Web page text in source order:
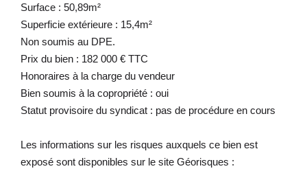
Surface : 50,89m²
Superficie extérieure : 15,4m²
Non soumis au DPE.
Prix du bien : 182 000 € TTC
Honoraires à la charge du vendeur
Bien soumis à la copropriété : oui
Statut provisoire du syndicat : pas de procédure en cours
Les informations sur les risques auxquels ce bien est
exposé sont disponibles sur le site Géorisques :